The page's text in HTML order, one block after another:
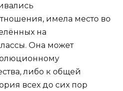
имела место во
на
Она может
либо к общей
всех до сих пор